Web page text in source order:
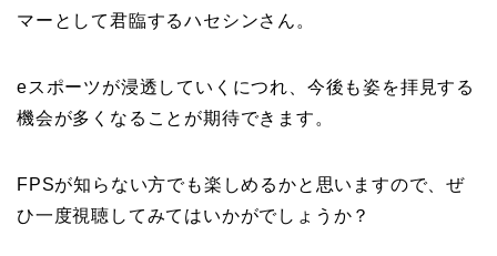
マーとして君臨するハセシンさん。
eスポーツが浸透していくにつれ、今後も姿を拝見する
機会が多くなることが期待できます。
FPSが知らない方でも楽しめるかと思いますので、ぜ
ひ一度視聴してみてはいかがでしょうか？